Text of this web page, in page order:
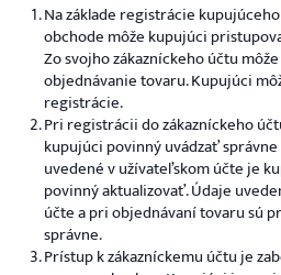
Na základe registrácie
obchode môže kupujúci
Zo svojho zákazníckeho účtu
objednávanie tovaru. Kupujúci
registrácie.
Pri registrácii do zákazníckeho
kupujúci povinný uvádzať
uvedené v užívateľskom účte je
povinný aktualizovať. Údaje
účte a pri objednávaní tovaru sú
správne.
Prístup k zákazníckemu účtu je